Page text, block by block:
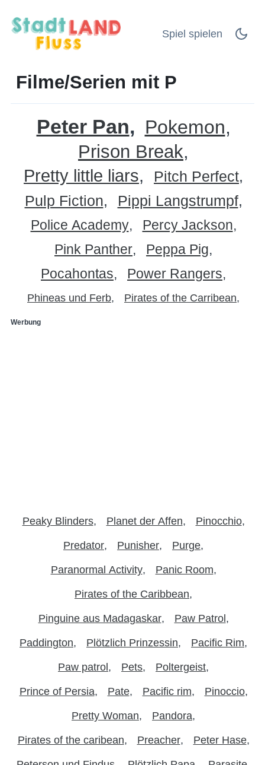
Spiel spielen
Filme/Serien mit P
Peter Pan Pokemon
Prison Break
Pretty little liars
Pitch Perfect
Pulp Fiction
Pippi Langstrumpf
Police Academy
Percy Jackson
Pink Panther
Peppa Pig
Pocahontas
Power Rangers
Phineas und Ferb Pirates of the Carribean
Werbung
Peaky Blinders Planet der Affen Pinocchio
Predator Punisher Purge
Paranormal Activity Panic Room
Pirates of the Caribbean
Pinguine aus Madagaskar Paw Patrol
Paddington Plötzlich Prinzessin Pacific Rim
Paw patrol Pets Poltergeist
Prince of Persia Pate Pacific rim Pinoccio
Pretty Woman Pandora
Pirates of the caribean Preacher Peter Hase